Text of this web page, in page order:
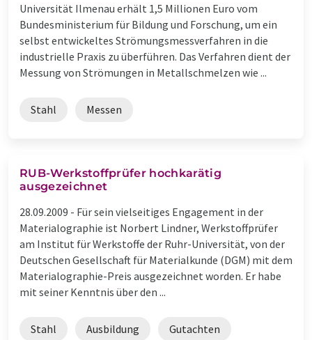
Universität Ilmenau erhält 1,5 Millionen Euro vom
Bundesministerium für Bildung und Forschung, um ein
selbst entwickeltes Strömungsmessverfahren in die
industrielle Praxis zu überführen. Das Verfahren dient der
Messung von Strömungen in Metallschmelzen wie ...
Stahl Messen
RUB-Werkstoffprüfer hochkarätig
ausgezeichnet
28.09.2009 - Für sein vielseitiges Engagement in der
Materialographie ist Norbert Lindner, Werkstoffprüfer
am Institut für Werkstoffe der Ruhr-Universität, von der
Deutschen Gesellschaft für Materialkunde (DGM) mit dem
Materialographie-Preis ausgezeichnet worden. Er habe
mit seiner Kenntnis über den ...
Stahl Ausbildung Gutachten